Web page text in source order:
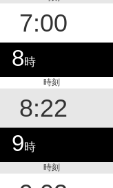
7:00
8時
時刻
8:22
9時
時刻